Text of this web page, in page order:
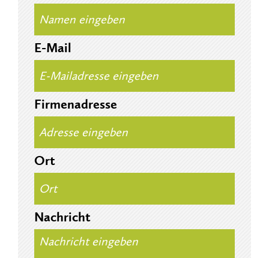
E-Mail
Firmenadresse
Ort
Nachricht